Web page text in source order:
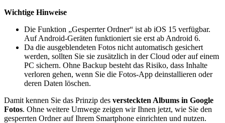
Wichtige Hinweise
Die Funktion „Gesperrter Ordner“ ist ab iOS 15 verfügbar.
Auf Android-Geräten funktioniert sie erst ab Android 6.
Da die ausgeblendeten Fotos nicht automatisch gesichert
werden, sollten Sie sie zusätzlich in der Cloud oder auf einem
PC sichern. Ohne Backup besteht das Risiko, dass Inhalte
verloren gehen, wenn Sie die Fotos-App deinstallieren oder
deren Daten löschen.
Damit kennen Sie das Prinzip des versteckten Albums in Google
Fotos. Ohne weitere Umwege zeigen wir Ihnen jetzt, wie Sie den
gesperrten Ordner auf Ihrem Smartphone einrichten und nutzen.